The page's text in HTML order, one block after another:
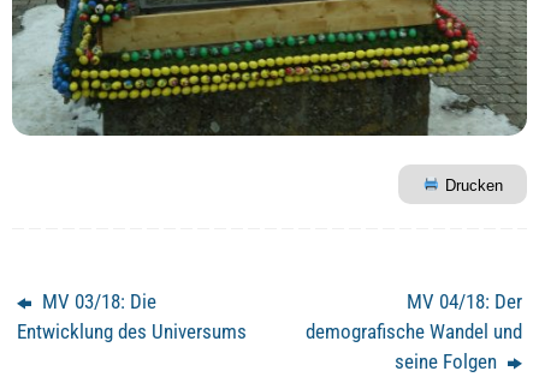
Drucken
MV 03/18: Die
Entwicklung des Universums
MV 04/18: Der
demografische Wandel und
seine Folgen